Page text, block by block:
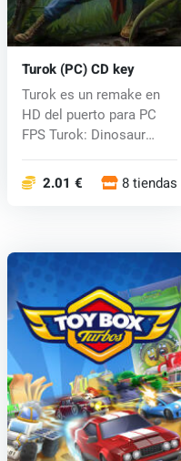
Turok (PC) CD key
Turok es un remake en
HD del puerto para PC
FPS Turok: Dinosaur
2.01 € 8 tiendas